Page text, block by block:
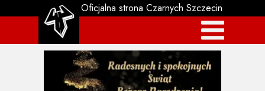
Oficjalna strona Czarnych Szczecin